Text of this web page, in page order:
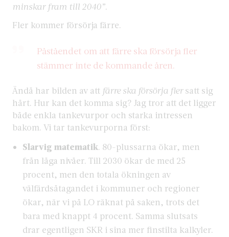
minskar fram till 2040”.
Fler kommer försörja färre.
Påståendet om att färre ska försörja fler
stämmer inte de kommande åren.
Ändå har bilden av att färre ska försörja flersatt sig
hårt. Hur kan det komma sig? Jag tror att det ligger
både enkla tankevurpor och starka intressen
bakom. Vi tar tankevurporna först:
Slarvig matematik. 80-plussarna ökar, men
från låga nivåer. Till 2030 ökar de med 25
procent, men den totala ökningen av
välfärdsåtagandet i kommuner och regioner
ökar, när vi på LO räknat på saken, trots det
bara med knappt 4 procent. Samma slutsats
drar egentligen SKR i sina mer finstilta kalkyler.